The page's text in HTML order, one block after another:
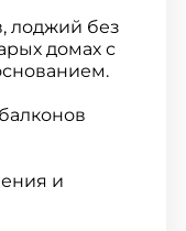
лоджий без
домах с
и